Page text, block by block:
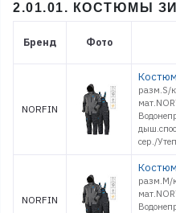
2.01.01. КОСТЮМЫ
Бренд Фото
NORFIN
Костюм
разм.S/
сер./
NORFIN
Костюм
разм.M/